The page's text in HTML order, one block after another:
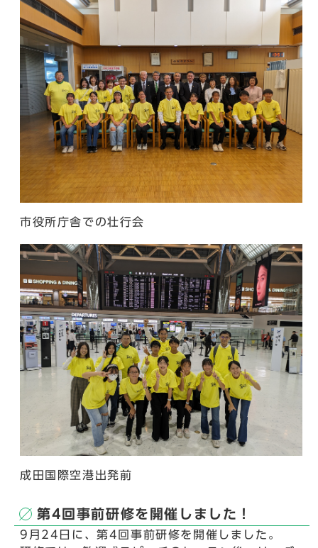
市役所庁舎での壮行会
成田国際空港出発前
第4回事前研修を開催しました！
9月24日に、第4回事前研修を開催しました。